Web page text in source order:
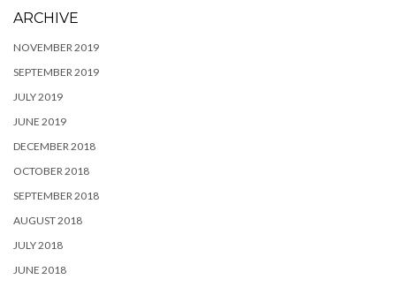
ARCHIVE
NOVEMBER 2019
SEPTEMBER 2019
JULY 2019
JUNE 2019
DECEMBER 2018
OCTOBER 2018
SEPTEMBER 2018
AUGUST 2018
JULY 2018
JUNE 2018